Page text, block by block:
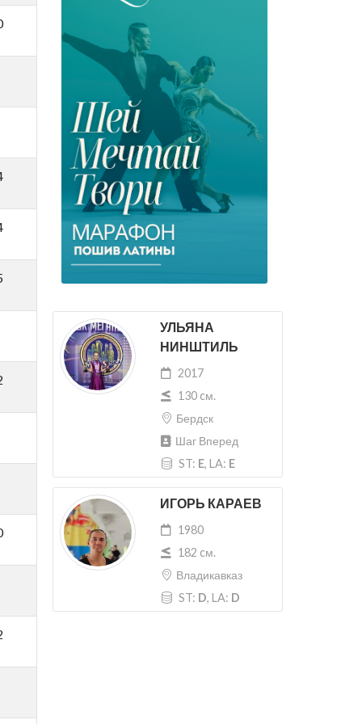
УЛЬЯНА
НИНШТИЛЬ
2017
130 cм.
Бердск
Шаг Вперед
ST: E, LA: E
ИГОРЬ КАРАЕВ
1980
182 cм.
Владикавказ
ST: D, LA: D